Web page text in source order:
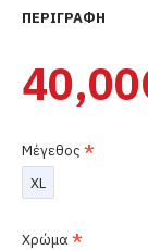
ΠΕΡΙΓΡΑΦΉ
Μέγεθος
XL
Χρώμα